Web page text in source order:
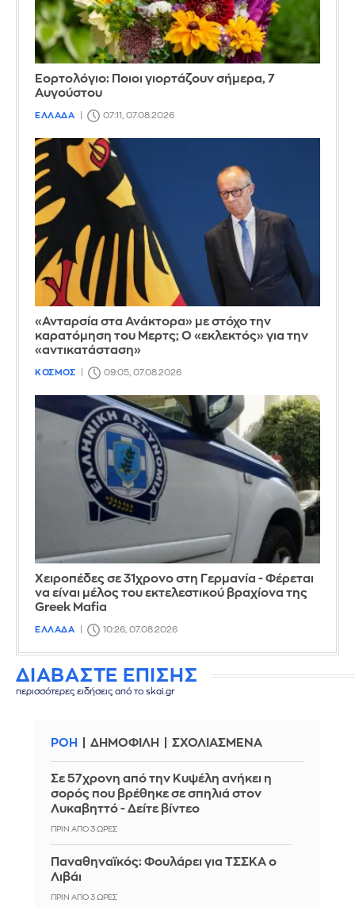
Εορτολόγιο: Ποιοι γιορτάζουν σήμερα, 7
Αυγούστου
ΕΛΛΑΔΑ 07:11, 07.08.2026
«Ανταρσία στα Ανάκτορα» με στόχο την
καρατόμηση του Μερτς; Ο «εκλεκτός» για την
«αντικατάσταση»
ΚΟΣΜΟΣ 09:05, 07.08.2026
Χειροπέδες σε 31χρονο στη Γερμανία - Φέρεται
να είναι μέλος του εκτελεστικού βραχίονα της
Greek Mafia
ΕΛΛΑΔΑ 10:26, 07.08.2026
ΔΙΑΒΑΣΤΕ ΕΠΙΣΗΣ
περισσότερες ειδήσεις από το skai.gr
ΡΟΗ ΔΗΜΟΦΙΛΗ ΣΧΟΛΙΑΣΜΕΝΑ
Σε 57χρονη από την Κυψέλη ανήκει η
σορός που βρέθηκε σε σπηλιά στον
Λυκαβηττό - Δείτε βίντεο
ΠΡΙΝ ΑΠΌ 3 ΏΡΕΣ
Παναθηναϊκός: Φουλάρει για ΤΣΣΚΑ ο
Λιβάι
ΠΡΙΝ ΑΠΌ 3 ΏΡΕΣ